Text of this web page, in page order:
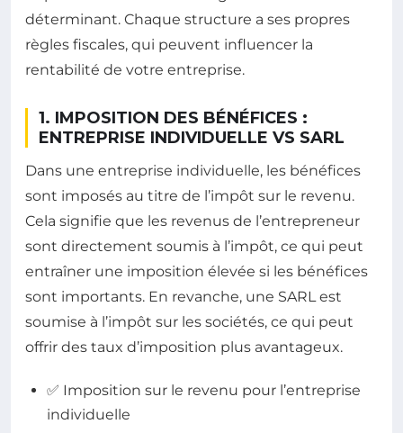
déterminant. Chaque structure a ses propres
règles fiscales, qui peuvent influencer la
rentabilité de votre entreprise.
1. IMPOSITION DES BÉNÉFICES :
ENTREPRISE INDIVIDUELLE VS SARL
Dans une entreprise individuelle, les bénéfices
sont imposés au titre de l’impôt sur le revenu.
Cela signifie que les revenus de l’entrepreneur
sont directement soumis à l’impôt, ce qui peut
entraîner une imposition élevée si les bénéfices
sont importants. En revanche, une SARL est
soumise à l’impôt sur les sociétés, ce qui peut
offrir des taux d’imposition plus avantageux.
✅ Imposition sur le revenu pour l’entreprise
individuelle